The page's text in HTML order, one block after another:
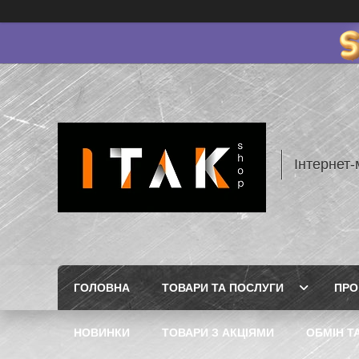
ГОЛОВНА ТОВАРИ ТА ПОСЛУГИ
НОВИНКИ ТОВАРИ З АКЦІЯМИ ОБМІН